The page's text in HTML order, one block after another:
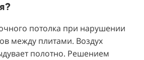
потолка при нарушении
между плитами. Воздух
полотно. Решением